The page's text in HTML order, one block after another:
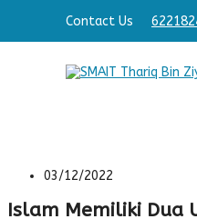
Contact Us
Shaleh & Cerdas
03/12/2022
Islam Memiliki Dua